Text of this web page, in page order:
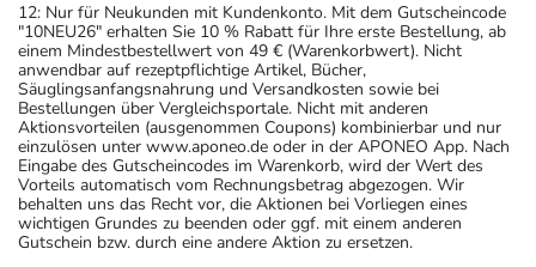
12: Nur für Neukunden mit Kundenkonto. Mit dem Gutscheincode
"10NEU26" erhalten Sie 10 % Rabatt für Ihre erste Bestellung, ab
einem Mindestbestellwert von 49 € (Warenkorbwert). Nicht
anwendbar auf rezeptpflichtige Artikel, Bücher,
Säuglingsanfangsnahrung und Versandkosten sowie bei
Bestellungen über Vergleichsportale. Nicht mit anderen
Aktionsvorteilen (ausgenommen Coupons) kombinierbar und nur
einzulösen unter www.aponeo.de oder in der APONEO App. Nach
Eingabe des Gutscheincodes im Warenkorb, wird der Wert des
Vorteils automatisch vom Rechnungsbetrag abgezogen. Wir
behalten uns das Recht vor, die Aktionen bei Vorliegen eines
wichtigen Grundes zu beenden oder ggf. mit einem anderen
Gutschein bzw. durch eine andere Aktion zu ersetzen.